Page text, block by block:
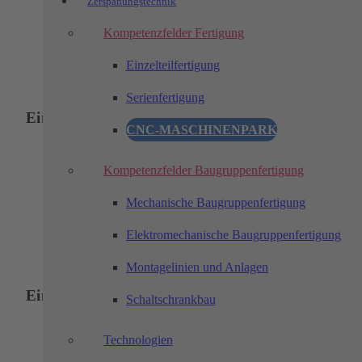
Kompetenzfelder Fertigung
Einzelteilfertigung
Serienfertigung
CNC-MASCHINENPARK
Kompetenzfelder Baugruppenfertigung
Mechanische Baugruppenfertigung
Elektromechanische Baugruppenfertigung
Montagelinien und Anlagen
Schaltschrankbau
Technologien
Einsatzgebiete
Be- und Entladen
Einsatzgebiete
Be- und Entladen